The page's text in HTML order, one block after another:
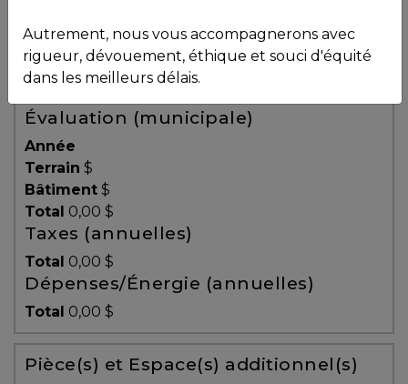
Équipe
Partenaires
Témoignages
Blogue
ACHAT
Alerte
immobilière
Avec
Évaluation (municipale)
Année
Terrain $
Bâtiment $
Total 0,00 $
Taxes (annuelles)
Total 0,00 $
Dépenses/Énergie (annuelles)
Total 0,00 $
Pièce(s) et Espace(s) additionnel(s)
Autrement, nous vous accompagnerons avec
rigueur, dévouement, éthique et souci d'équité
dans les meilleurs délais.